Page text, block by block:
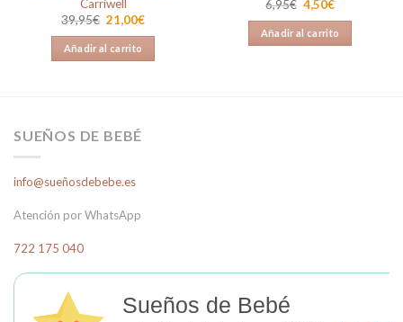
Carriwell
39,95€ El
precio
original
era:
39,95€.
21,00€El
21,00€.
Añadir al carrito
6,95€ El
precio
original
era:
6,95€.
4,50€El
es:
4,50€.
Añadir al carrito
SUEÑOS DE BEBÉ
info@sueñosdebebe.es
Atención por WhatsApp
722 175 040
Sueños de Bebé